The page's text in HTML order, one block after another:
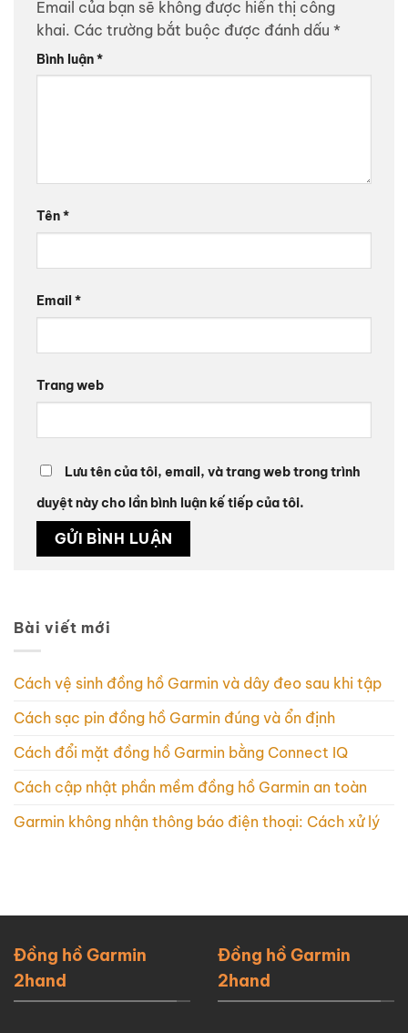
Email của bạn sẽ không được hiển thị công
khai. Các trường bắt buộc được đánh dấu *
Bình luận*
Tên*
Email *
Trang web
Lưu tên của tôi, email, và trang web trong trình
duyệt này cho lần bình luận kế tiếp của tôi.
Bài viết mới
Cách vệ sinh đồng hồ Garmin và dây đeo sau khi tập
Cách sạc pin đồng hồ Garmin đúng và ổn định
Cách đổi mặt đồng hồ Garmin bằng Connect IQ
Cách cập nhật phần mềm đồng hồ Garmin an toàn
Garmin không nhận thông báo điện thoại: Cách xử lý
Đồng hồ Garmin
2hand
Đồng hồ Garmin
2hand